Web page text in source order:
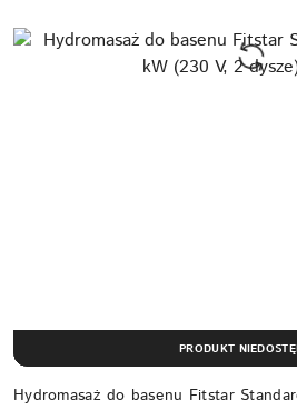
Hydromasaż do basenu Fitstar
PRODUKT